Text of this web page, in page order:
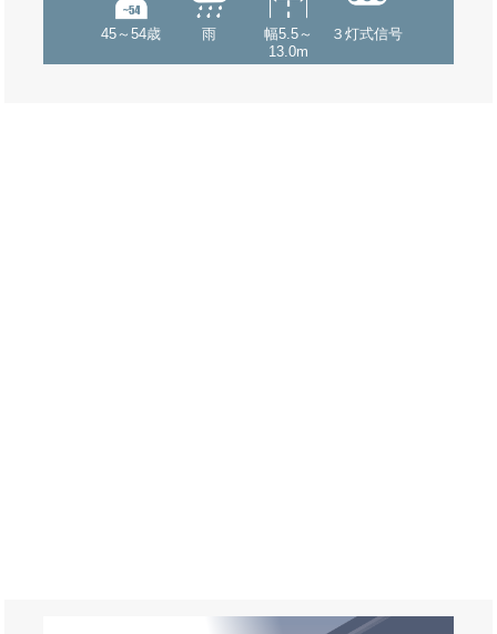
45～54歳 雨
幅5.5～
13.0m
３灯式信号